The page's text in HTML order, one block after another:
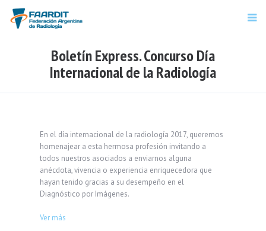
Boletín Express. Concurso Día
Internacional de la Radiología
En el día internacional de la radiología 2017, queremos
homenajear a esta hermosa profesión invitando a
todos nuestros asociados a enviarnos alguna
anécdota, vivencia o experiencia enriquecedora que
hayan tenido gracias a su desempeño en el
Diagnóstico por Imágenes.
Ver más